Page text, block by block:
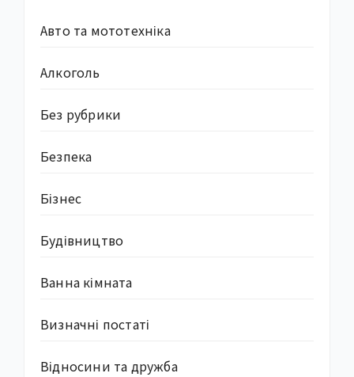
Авто та мототехніка
Алкоголь
Без рубрики
Безпека
Бізнес
Будівництво
Ванна кімната
Визначні постаті
Відносини та дружба